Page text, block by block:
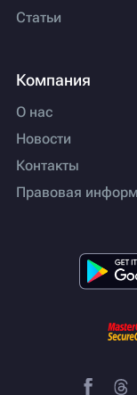
Статьи
Компания
О нас
Новости
Контакты
Правовая